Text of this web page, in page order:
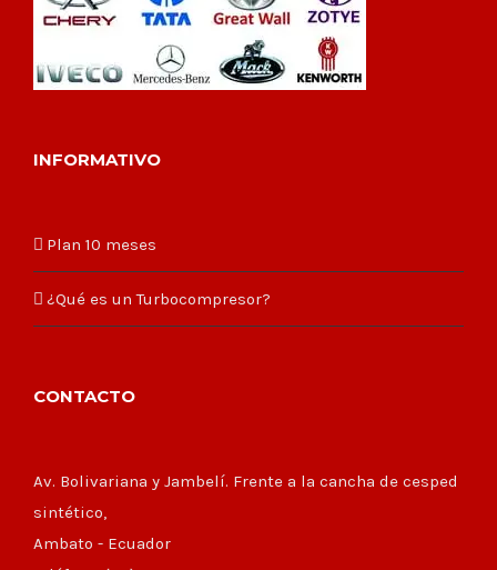
INFORMATIVO
Plan 10 meses
¿Qué es un Turbocompresor?
CONTACTO
Av. Bolivariana y Jambelí. Frente a la cancha de cesped
sintético,
Ambato - Ecuador